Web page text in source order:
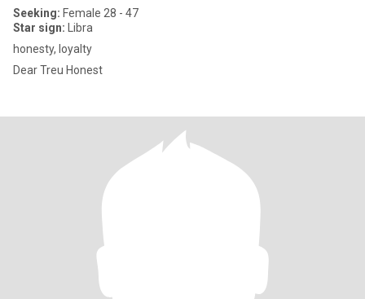
Seeking: Female 28 - 47
Star sign: Libra
honesty, loyalty
Dear Treu Honest